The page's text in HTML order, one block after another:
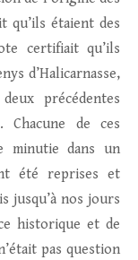
qu’ils étaient des
certifiait qu’ils
d’Halicarnasse,
précédentes
Chacune de ces
minutie dans un
été reprises et
jusqu’à nos jours
historique et de
pas question